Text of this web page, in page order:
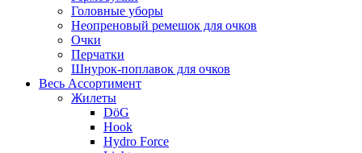
Головные уборы
Неопреновый ремешок для очков
Очки
Перчатки
Шнурок-поплавок для очков
Весь Ассортимент
Жилеты
DöG
Hook
Hydro Force